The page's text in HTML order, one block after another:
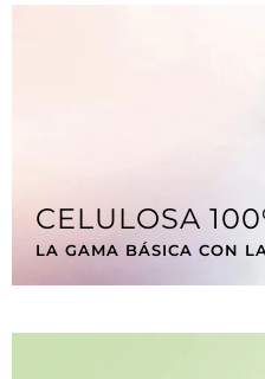
CELULOSA
LA GAMA BÁSICA CON